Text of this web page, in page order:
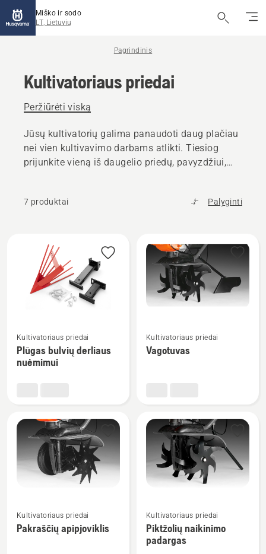
Miško ir sodo
LT, Lietuvių
Pagrindinis
Kultivatoriaus priedai
Peržiūrėti viską
Jūsų kultivatorių galima panaudoti daug plačiau
nei vien kultivavimo darbams atlikti. Tiesiog
prijunkite vieną iš daugelio priedų, pavyzdžiui,
7 produktai Palyginti
produktus
daugiau
detalių
apie
nuėmimui
Kultivatoriaus priedai
Plūgas bulvių derliaus
nuėmimui
daugiau
detalių
Kultivatoriaus priedai
Vagotuvas
daugiau
detalių
Kultivatoriaus priedai
Pakraščių apipjoviklis
daugiau
detalių
apie
Kultivatoriaus priedai
Piktžolių naikinimo
padargas